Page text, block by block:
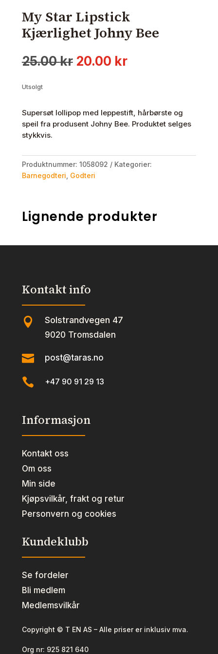
My Star Lipstick
Kjærlighet Johny Bee
25.00kr Opprinnelig
20.00 krNåværende
Utsolgt
Supersøt lollipop med leppestift, hårbørste og
speil fra produsent Johny Bee. Produktet selges
stykkvis.
Produktnummer: 1058092
Kategorier:
Barnegodteri Godteri
Lignende produkter
Kontakt info
 Solstrandvegen 47
9020 Tromsdalen
 post@taras.no
 +47 90 91 29 13
Informasjon
Kontakt oss
Om oss
Min side
Kjøpsvilkår, frakt og retur
Personvern og cookies
Kundeklubb
Se fordeler
Bli medlem
Medlemsvilkår
Copyright © T EN AS – Alle priser er inklusiv mva.
Org nr: 925 821 640